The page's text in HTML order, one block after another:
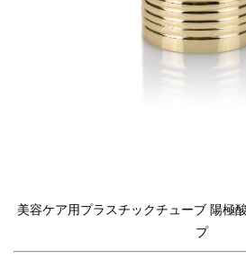
美容ケア用プラスチックチューブ 陽極
プ